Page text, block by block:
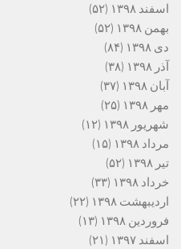
اسفند ۱۳۹۸
(۵۲)
بهمن ۱۳۹۸
(۵۲)
دی ۱۳۹۸
(۸۴)
آذر ۱۳۹۸
(۳۸)
آبان ۱۳۹۸
(۳۷)
مهر ۱۳۹۸
(۲۵)
شهریور ۱۳۹۸
(۱۲)
مرداد ۱۳۹۸
(۱۵)
تیر ۱۳۹۸
(۵۲)
خرداد ۱۳۹۸
(۳۳)
اردیبهشت ۱۳۹۸
(۲۲)
فروردین ۱۳۹۸
(۱۳)
اسفند ۱۳۹۷
(۲۱)